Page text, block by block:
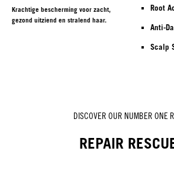
Krachtige bescherming voor zacht,
gezond uitziend en stralend haar.
Root
Anti-
Scalp
DISCOVER OUR NUMBER ONE
REPAIR